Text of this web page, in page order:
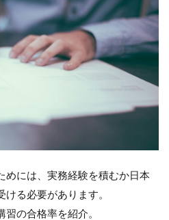
めには、実務経験を積むか日本
る必要があります。
の合格率を紹介。